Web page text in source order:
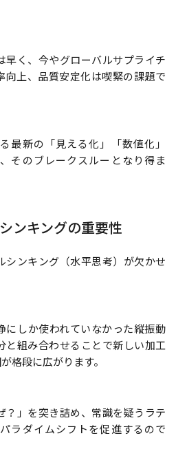
早く、今やグローバルサプライチ
向上、品質安定化は喫緊の課題で
最新の「見える化」「数値化」
そのブレークスルーとなり得ま
ンキングの重要性
シンキング（水平思考）が欠かせ
にしか使われていなかった縦振動
と組み合わせることで新しい加工
格段に広がります。
？」を突き詰め、常識を疑うラテ
ラダイムシフトを促進するので